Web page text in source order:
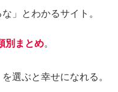
」とわかるサイト。
別まとめ。
選ぶと幸せになれる。